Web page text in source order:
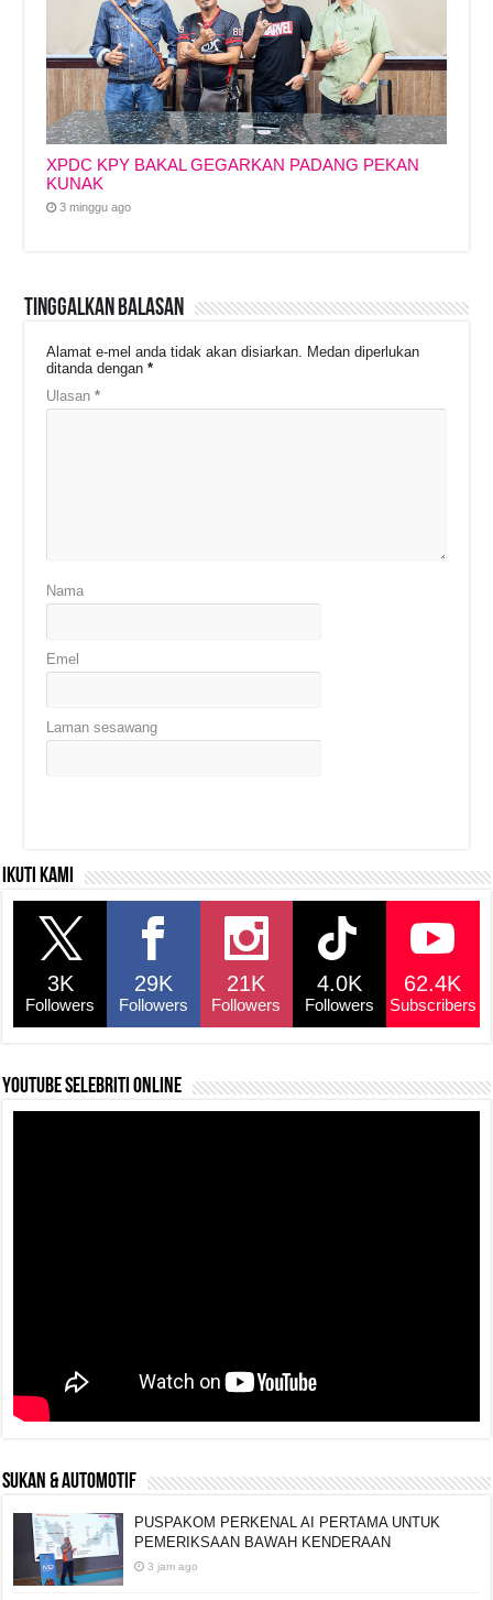
XPDC KPY BAKAL GEGARKAN PADANG PEKAN
KUNAK
3 minggu ago
Tinggalkan Balasan
Alamat e-mel anda tidak akan disiarkan. Medan diperlukan
ditanda dengan*
Ulasan*
Nama
Emel
Laman sesawang
Ikuti kami
3K
Followers
29K
Followers
21K
Followers
4.0K
Followers
62.4K
Subscribers
YouTube selebriti online
SUKAN & AUTOMOTIF
PUSPAKOM PERKENAL AI PERTAMA UNTUK
PEMERIKSAAN BAWAH KENDERAAN
3 jam ago